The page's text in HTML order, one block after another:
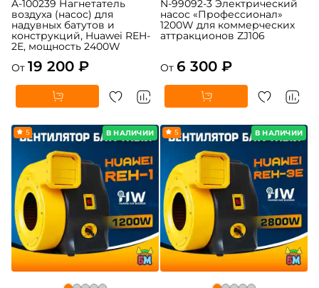
A-100239 Нагнетатель
воздуха (насос) для
надувных батутов и
конструкций, Huawei REH-
2E, мощность 2400W
От 19 200 ₽
N-99092-3 Электрический
насос «Профессионал»
1200W для коммерческих
аттракционов ZJ106
От 6 300 ₽
В НАЛИЧИИ
5 В НАЛИЧИИ
5